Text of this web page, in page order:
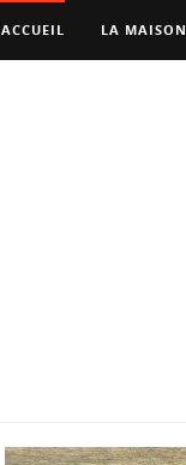
ACCUEIL LA MAISON